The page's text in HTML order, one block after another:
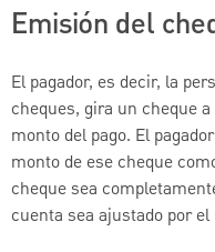
Emisión del
El pagador, es decir, la
cheques, gira un cheque
monto del pago. El
monto de ese cheque
cheque sea
cuenta sea ajustado por